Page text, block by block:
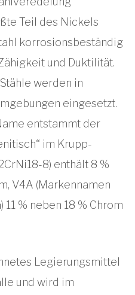
Teil des Nickels
korrosionsbeständig
und Duktilität.
werden in
eingesetzt.
entstammt der
im Krupp-
8) enthält 8 %
V4A (Markennamen
% neben 18 % Chrom
Legierungsmittel
und wird im